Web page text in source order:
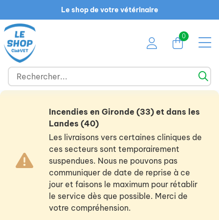
Le shop de votre vétérinaire
0
Incendies en Gironde (33) et dans les
Landes (40)
Les livraisons vers certaines cliniques de
ces secteurs sont temporairement
suspendues. Nous ne pouvons pas
communiquer de date de reprise à ce
jour et faisons le maximum pour rétablir
le service dès que possible. Merci de
votre compréhension.